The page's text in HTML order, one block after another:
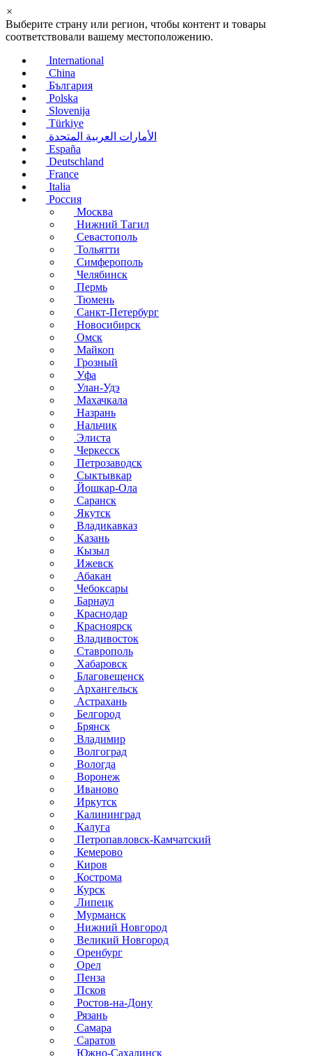
×
Выберите страну или регион, чтобы контент и товары
соответствовали вашему местоположению.
International
China
България
Polska
Slovenija
Türkiye
الأمارات العربية المتحدة
España
Deutschland
France
Italia
Россия
Москва
Нижний Тагил
Севастополь
Тольятти
Симферополь
Челябинск
Пермь
Тюмень
Санкт-Петербург
Новосибирск
Омск
Майкоп
Грозный
Уфа
Улан-Удэ
Махачкала
Назрань
Нальчик
Элиста
Черкесск
Петрозаводск
Сыктывкар
Йошкар-Ола
Саранск
Якутск
Владикавказ
Казань
Кызыл
Ижевск
Абакан
Чебоксары
Барнаул
Краснодар
Красноярск
Владивосток
Ставрополь
Хабаровск
Благовещенск
Архангельск
Астрахань
Белгород
Брянск
Владимир
Волгоград
Вологда
Воронеж
Иваново
Иркутск
Калининград
Калуга
Петропавловск-Камчатский
Кемерово
Киров
Кострома
Курск
Липецк
Мурманск
Нижний Новгород
Великий Новгород
Оренбург
Орел
Пенза
Псков
Ростов-на-Дону
Рязань
Самара
Саратов
Южно-Сахалинск